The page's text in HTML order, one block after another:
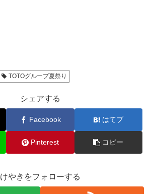
TOTOグループ夏祭り
シェアする
Facebook はてブ
Pinterest コピー
けやきをフォローする